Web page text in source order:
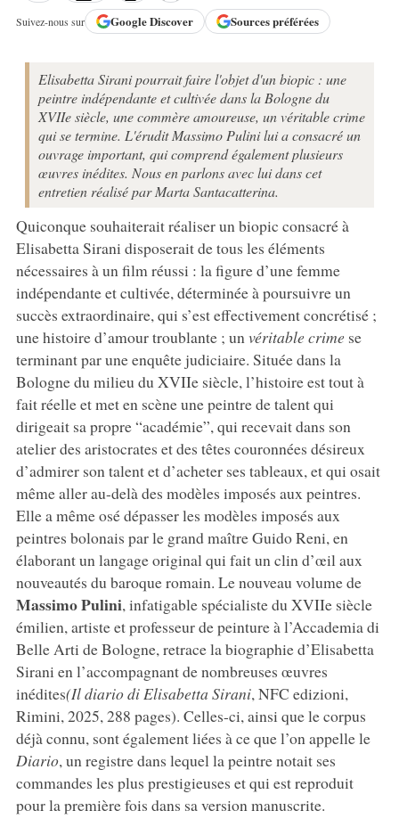
Suivez-nous sur GoogleDiscover Sources préférées
Elisabetta Sirani pourrait faire l'objet d'un biopic : une
peintre indépendante et cultivée dans la Bologne du
XVIIe siècle, une commère amoureuse, un véritable crime
qui se termine. L'érudit Massimo Pulini lui a consacré un
ouvrage important, qui comprend également plusieurs
œuvres inédites. Nous en parlons avec lui dans cet
entretien réalisé par Marta Santacatterina.
Quiconque souhaiterait réaliser un biopic consacré à
Elisabetta Sirani disposerait de tous les éléments
nécessaires à un film réussi : la figure d’une femme
indépendante et cultivée, déterminée à poursuivre un
succès extraordinaire, qui s’est effectivement concrétisé ;
une histoire d’amour troublante ; un véritable crimese
terminant par une enquête judiciaire. Située dans la
Bologne du milieu du XVIIe siècle, l’histoire est tout à
fait réelle et met en scène une peintre de talent qui
dirigeait sa propre “académie”, qui recevait dans son
atelier des aristocrates et des têtes couronnées désireux
d’admirer son talent et d’acheter ses tableaux, et qui osait
même aller au-delà des modèles imposés aux peintres.
Elle a même osé dépasser les modèles imposés aux
peintres bolonais par le grand maître Guido Reni, en
élaborant un langage original qui fait un clin d’œil aux
nouveautés du baroque romain. Le nouveau volume de
Massimo Pulini, infatigable spécialiste du XVIIe siècle
émilien, artiste et professeur de peinture à l’Accademia di
Belle Arti de Bologne, retrace la biographie d’Elisabetta
Sirani en l’accompagnant de nombreuses œuvres
inédites(Il diario di Elisabetta Sirani, NFC edizioni,
Rimini, 2025, 288 pages). Celles-ci, ainsi que le corpus
déjà connu, sont également liées à ce que l’on appelle le
Diario, un registre dans lequel la peintre notait ses
commandes les plus prestigieuses et qui est reproduit
pour la première fois dans sa version manuscrite.